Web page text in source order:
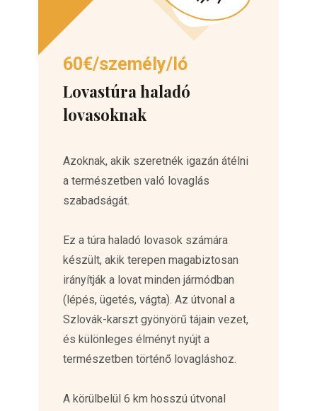
60€/személy/ló
Lovastúra haladó
lovasoknak
Azoknak, akik szeretnék igazán átélni
a természetben való lovaglás
szabadságát.
Ez a túra haladó lovasok számára
készült, akik terepen magabiztosan
irányítják a lovat minden jármódban
(lépés, ügetés, vágta). Az útvonal a
Szlovák-karszt gyönyörű tájain vezet,
és különleges élményt nyújt a
természetben történő lovagláshoz.
A körülbelül 6 km hosszú útvonal